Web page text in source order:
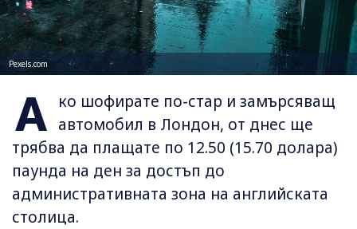
Pexels.com
А
ко шофирате по-стар и замърсяващ
автомобил в Лондон, от днес ще
трябва да плащате по 12.50 (15.70 долара)
паунда на ден за достъп до
административната зона на английската
столица.